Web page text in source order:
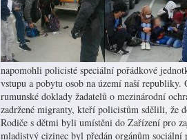
napomohli policisté speciální pořádkové
vstupu a pobytu osob na území naší
rumunské doklady žadatelů o mezinárodní
zadržené migranty, kteří policistům sdělili, že
Rodiče s dětmi byli umístěni do Zařízení pro
mladistvý cizinec byl předán orgánům